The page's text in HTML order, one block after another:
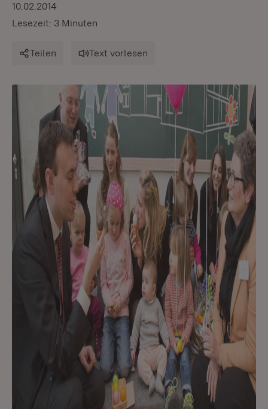
10.02.2014
Lesezeit: 3 Minuten
Teilen Text vorlesen